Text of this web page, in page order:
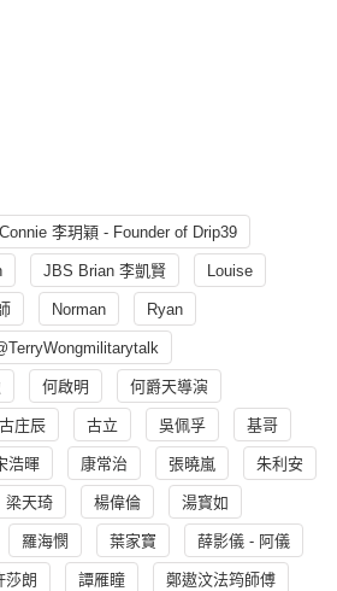
Connie 李玥穎 - Founder of Drip39
JBS Brian 李凱賢 Louise
Norman Ryan
何啟明 何爵天導演
古庄辰 古立 吳佩孚 基哥
浩暉 康常治 張曉嵐 朱利安
梁天琦 楊偉倫 湯寳如
羅海憫 葉家寶 薛影儀 - 阿儀
莎朗 譚雁瞳 鄭遨汶法筠師傅